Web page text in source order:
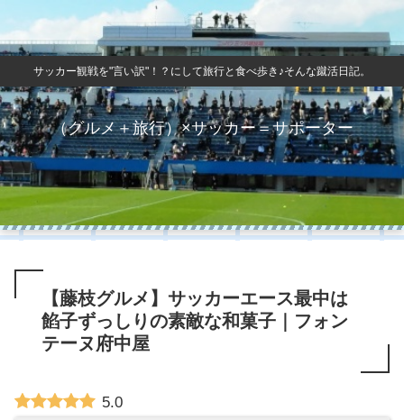
サッカー観戦を"言い訳"！？にして旅行と食べ歩き♪そんな蹴活日記。
（グルメ＋旅行）×サッカー＝サポーター
【藤枝グルメ】サッカーエース最中は
餡子ずっしりの素敵な和菓子｜フォン
テーヌ府中屋
5.0